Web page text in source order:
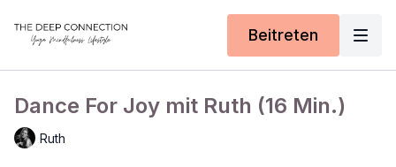
Beitreten
Dance For Joy mit Ruth (16 Min.)
Ruth